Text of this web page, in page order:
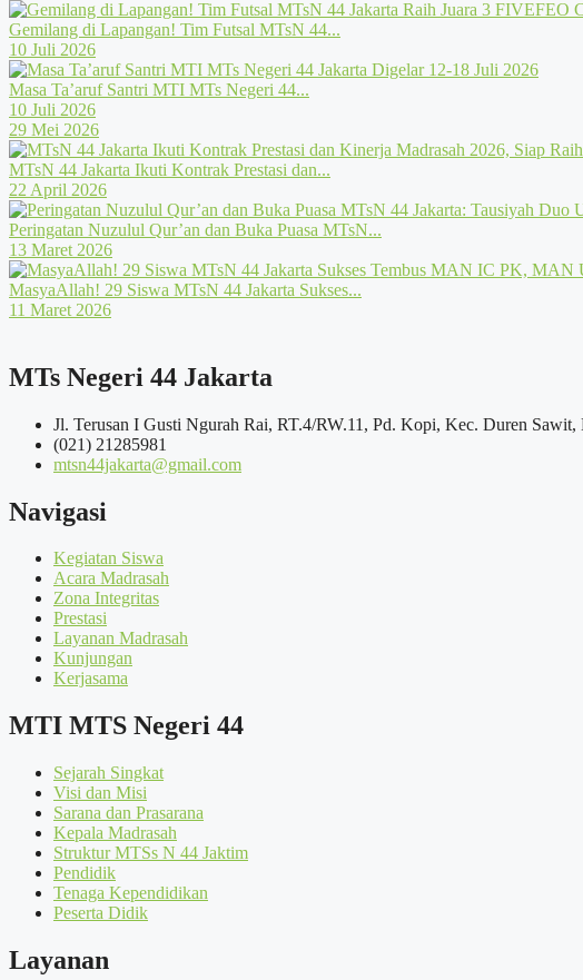
Gemilang di Lapangan! Tim Futsal MTsN 44...
10 Juli 2026
Masa Ta’aruf Santri MTI MTs Negeri 44...
10 Juli 2026
29 Mei 2026
MTsN 44 Jakarta Ikuti Kontrak Prestasi dan...
22 April 2026
Peringatan Nuzulul Qur’an dan Buka Puasa MTsN...
13 Maret 2026
MasyaAllah! 29 Siswa MTsN 44 Jakarta Sukses...
11 Maret 2026
MTs Negeri 44 Jakarta
Jl. Terusan I Gusti Ngurah Rai, RT.4/RW.11, Pd. Kopi, Kec. Duren
(021) 21285981
mtsn44jakarta@gmail.com
Navigasi
Kegiatan Siswa
Acara Madrasah
Zona Integritas
Prestasi
Layanan Madrasah
Kunjungan
Kerjasama
MTI MTS Negeri 44
Sejarah Singkat
Visi dan Misi
Sarana dan Prasarana
Kepala Madrasah
Struktur MTSs N 44 Jaktim
Pendidik
Tenaga Kependidikan
Peserta Didik
Layanan